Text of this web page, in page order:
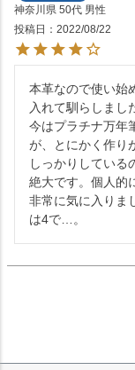
神奈川県 50代 男性
投稿日
2022/08/22
本革なので使い始
入れて馴らしまし
今はプラチナ万年
が、とにかく作り
しっかりしている
絶大です。個人的
非常に気に入りま
は4で…。